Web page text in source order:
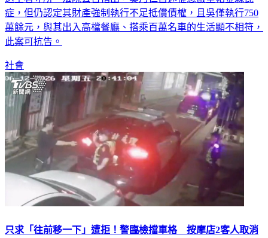
症，但仍認定其財產強制執行不足抵償債權，且吳僅執行750
萬餘元，與其出入高檔餐廳、搭乘百萬名車的生活顯不相符，
此案可抗告。
社會
只求「往前移一下」遭拒！警臨檢擋車格 按摩店2客人取消